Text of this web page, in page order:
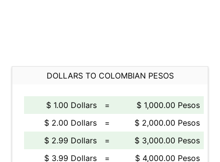
DOLLARS TO COLOMBIAN PESOS
$ 1.00 Dollars =
$ 1,000.00 Pesos
$ 2.00 Dollars
=
$ 2,000.00 Pesos
$ 2.99 Dollars
=
$ 3,000.00 Pesos
$ 3.99 Dollars
=
$ 4,000.00 Pesos